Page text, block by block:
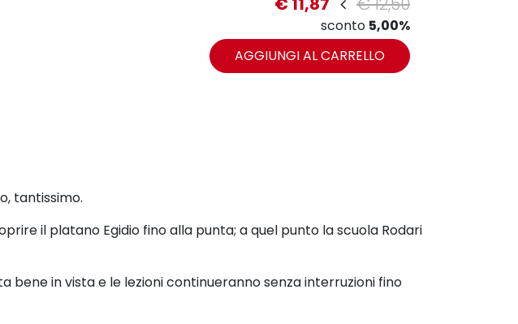
sconto 5,00%
AGGIUNGI AL CARRELLO
tantissimo.
il platano Egidio fino alla punta; a quel punto la scuola Rodari
bene in vista e le lezionicontinueranno senza interruzioni fino